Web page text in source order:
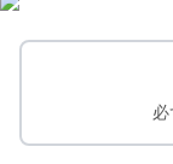
必